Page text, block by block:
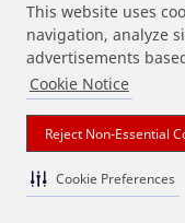
This website uses
navigation, analyze
advertisements
Cookie Notice
Reject Non-Essential
Cookie Preferences